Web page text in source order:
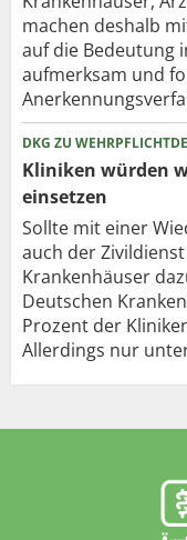
machen deshalb
auf die Bedeutung
aufmerksam und
DKG ZU
Kliniken würden
einsetzen
Sollte mit einer
auch der
Krankenhäuser
Deutschen
Prozent der
Allerdings nur